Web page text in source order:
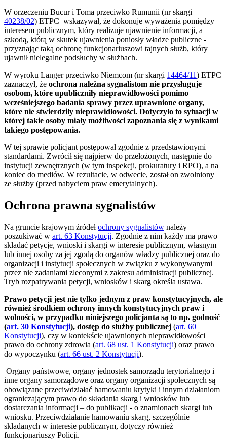
W orzeczeniu Bucur i Toma przeciwko Rumunii (nr skargi
40238/02) ETPC wskazywał, że dokonuje wyważenia pomiędzy
interesem publicznym, który realizuje ujawnienie informacji, a
szkodą, którą w skutek ujawnienia poniosły władze publiczne -
przyznając taką ochronę funkcjonariuszowi tajnych służb, który
ujawnił nielegalne podsłuchy w służbach.
W wyroku Langer przeciwko Niemcom (nr skargi 14464/11) ETPC
zaznaczył, że ochrona należna sygnalistom nie przysługuje
osobom, które upubliczniły nieprawidłowości pomimo
wcześniejszego badania sprawy przez uprawnione organy,
które nie stwierdziły nieprawidłowości. Dotyczyło to sytuacji w
której takie osoby miały możliwości zapoznania się z wynikami
takiego postępowania.
W tej sprawie policjant postępował zgodnie z przedstawionymi
standardami. Zwrócił się najpierw do przełożonych, następnie do
instytucji zewnętrznych (w tym inspekcji, prokuratury i RPO), a na
koniec do mediów. W rezultacie, w odwecie, został on zwolniony
ze służby (przed nabyciem praw emerytalnych).
Ochrona prawna sygnalistów
Na gruncie krajowym źródełochrony sygnalistów należy
poszukiwać w art. 63 Konstytucji. Zgodnie z nim każdy ma prawo
składać petycje, wnioski i skargi w interesie publicznym, własnym
lub innej osoby za jej zgodą do organów władzy publicznej oraz do
organizacji i instytucji społecznych w związku z wykonywanymi
przez nie zadaniami zleconymi z zakresu administracji publicznej.
Tryb rozpatrywania petycji, wniosków i skarg określa ustawa.
Prawo petycji jest nie tylko jednym z praw konstytucyjnych, ale
również środkiem ochrony innych konstytucyjnych praw i
wolności, w przypadku niniejszego policjanta są to np. godność
(art. 30 Konstytucji), dostęp do służby publicznej (art. 60
Konstytucji), czy w kontekście ujawnionych nieprawidłowości
prawo do ochrony zdrowia (art. 68 ust. 1 Konstytucji) oraz prawo
do wypoczynku (art. 66 ust. 2 Konstytucji).
Organy państwowe, organy jednostek samorządu terytorialnego i
inne organy samorządowe oraz organy organizacji społecznych są
obowiązane przeciwdziałać hamowaniu krytyki i innym działaniom
ograniczającym prawo do składania skarg i wniosków lub
dostarczania informacji – do publikacji - o znamionach skargi lub
wniosku. Przeciwdziałanie hamowaniu skarg, szczególnie
składanych w interesie publicznym, dotyczy również
funkcjonariuszy Policji.